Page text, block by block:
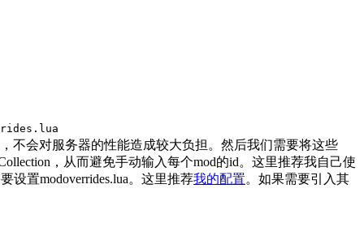
不会对服务器的性能造成较大负担。然后我们需要将这些
，从而避免手动输入每个mod的id。这里推荐我自己使
设置modoverrides.lua。这里推荐我的配置。如果需要引入其